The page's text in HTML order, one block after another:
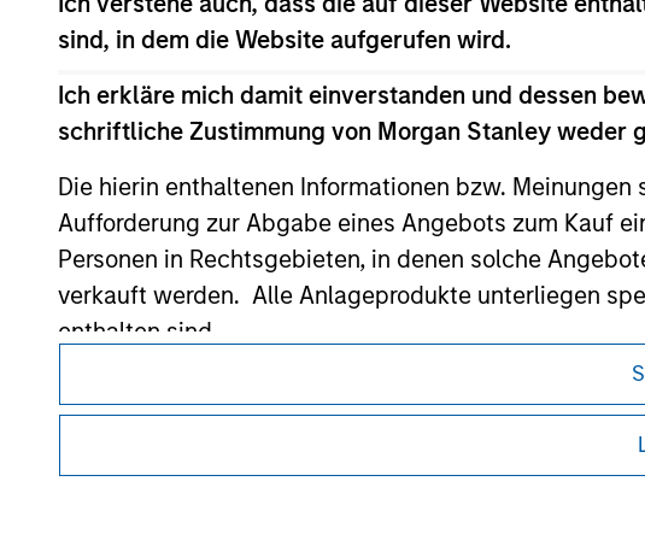
sind, in dem die Website aufgerufen wird.
Ich erkläre mich damit einverstanden und dessen
schriftliche Zustimmung von Morgan Stanley
Die hierin enthaltenen Informationen bzw.
Aufforderung zur Abgabe eines Angebots zum Kauf
Personen in Rechtsgebieten, in denen solche
verkauft werden. Alle Anlageprodukte unterliegen
enthalten sind.
Mir ist ebenfalls bewusst, dass Morgan Stanley
auf dieser Website korrekt oder vollständig oder für
Morgan Stanley Investment Management erlegt
Morgan Stanley
Morgan Stanley
Nutzer müssen die Nutzungsbedingungen lesen und akzeptieren, da
regulatorische Auflagen enthalten sind, die für die Verbreitung von